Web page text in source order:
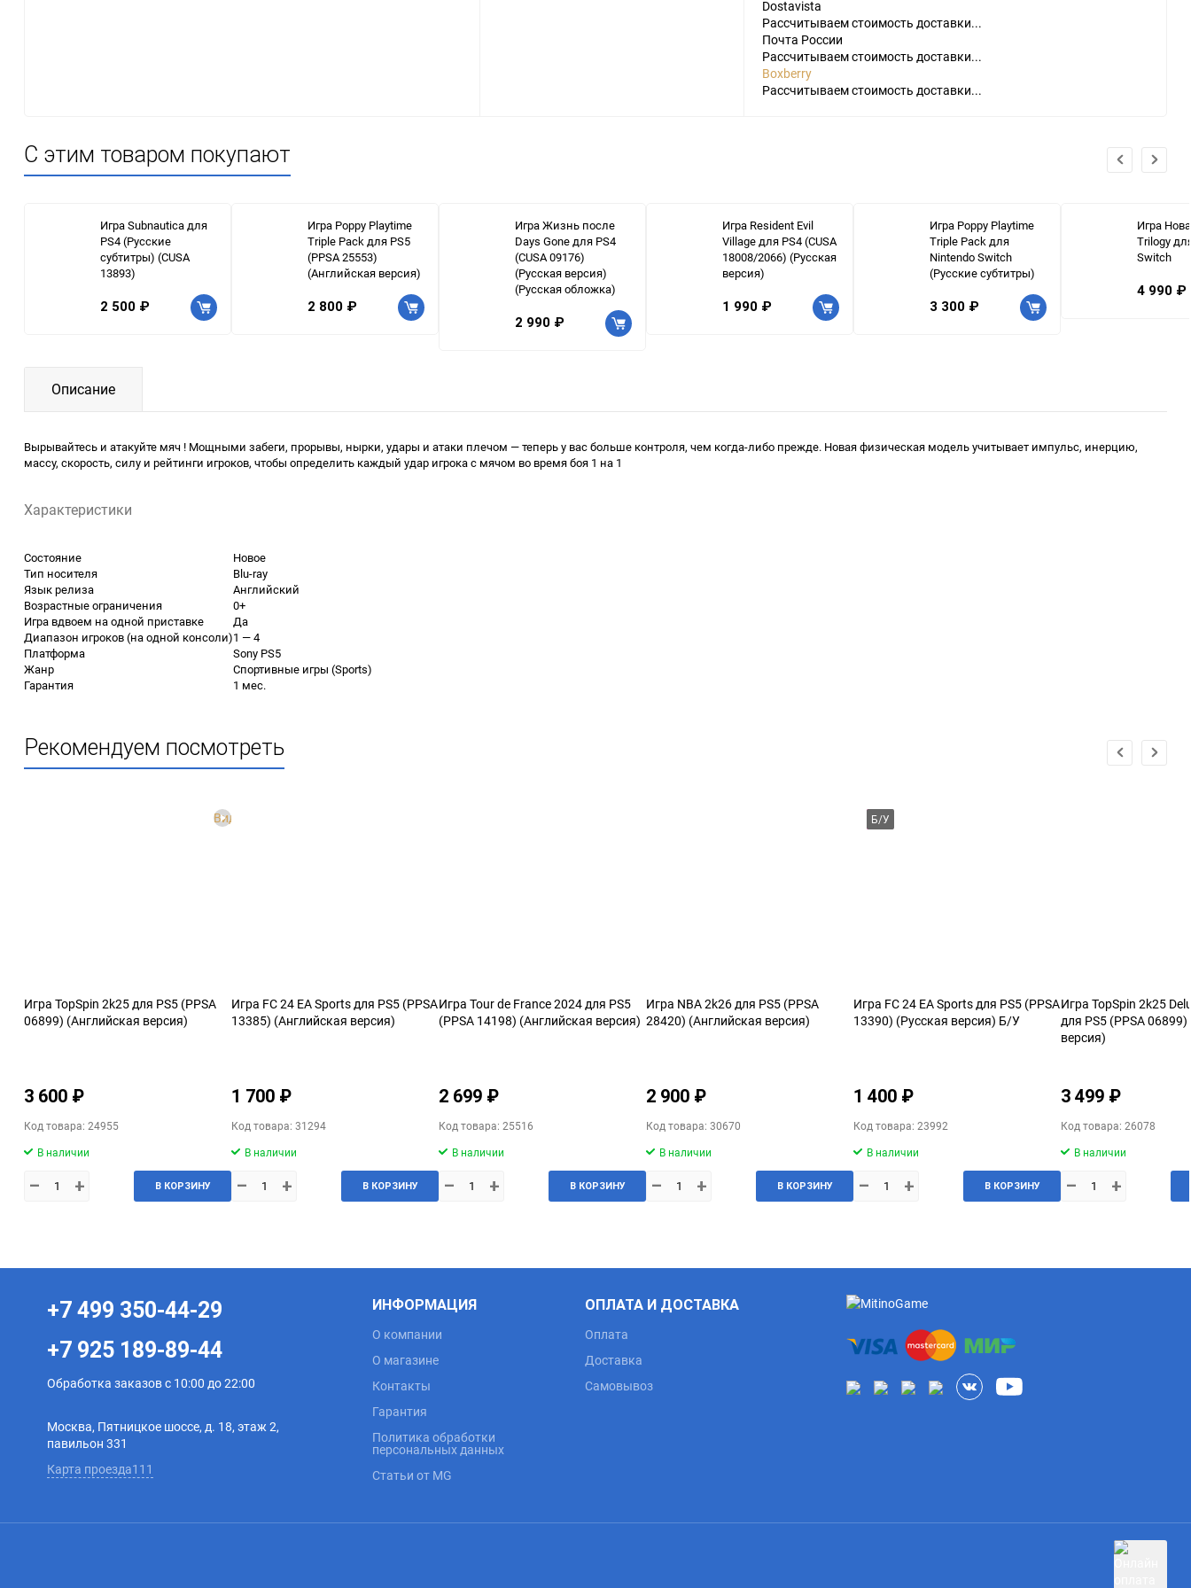
Dostavista
Рассчитываем стоимость доставки...
Почта России
Рассчитываем стоимость доставки...
Boxberry
Рассчитываем стоимость доставки...
С этим товаром покупают
Игра Subnautica для
PS4 (Русские
субтитры) (CUSA
13893)
2 500 ₽
Игра Poppy Playtime
Triple Pack для PS5
(PPSA 25553)
(Английская версия)
2 800 ₽
Игра Жизнь после
Days Gone для PS4
(CUSA 09176)
(Русская версия)
(Русская обложка)
2 990 ₽
Игра Resident Evil
Village для PS4 (CUSA
18008/2066) (Русская
версия)
1 990 ₽
Игра Poppy Playtime
Triple Pack для
Nintendo Switch
(Русские субтитры)
3 300 ₽
Игра
Trilogy
Switch
4 990 ₽
Описание
Вырывайтесь и атакуйте мяч ! Мощными забеги, прорывы, нырки, удары и атаки плечом — теперь у вас больше контроля, чем когда-либо прежде. Новая физическая модель учитывает импульс, инерцию,
массу, скорость, силу и рейтинги игроков, чтобы определить каждый удар игрока с мячом во время боя 1 на 1
Характеристики
Состояние
Новое
Тип носителя
Blu-ray
Язык релиза
Английский
Возрастные ограничения
0+
Игра вдвоем на одной приставке
Да
Диапазон игроков (на одной консоли)1 — 4
Платформа
Sony PS5
Жанр
Спортивные игры (Sports)
Гарантия
1 мес.
Рекомендуем посмотреть
Видео
Игра TopSpin 2k25 для PS5 (PPSA
06899) (Английская версия)
3 600 ₽
Код товара: 24955
В наличии
– + В КОРЗИНУ
Игра FC 24 EA Sports для PS5 (PPSA
13385) (Английская версия)
1 700 ₽
Код товара: 31294
В наличии
– + В КОРЗИНУ
Игра Tour de France 2024 для PS5
(PPSA 14198) (Английская версия)
2 699 ₽
Код товара: 25516
В наличии
– + В КОРЗИНУ
Игра NBA 2k26 для PS5 (PPSA
28420) (Английская версия)
2 900 ₽
Код товара: 30670
В наличии
– + В КОРЗИНУ
Б/У
Игра FC 24 EA Sports для PS5 (PPSA
13390) (Русская версия) Б/У
1 400 ₽
Код товара: 23992
В наличии
– + В КОРЗИНУ
Игра TopSpin 2k25
для PS5 (PPSA
версия)
3 499 ₽
Код товара: 26078
В наличии
– +
+7 499 350-44-29
+7 925 189-89-44
Обработка заказов с 10:00 до 22:00
Москва, Пятницкое шоссе, д. 18, этаж 2,
павильон 331
Карта проезда111
ИНФОРМАЦИЯ
О компании
О магазине
Контакты
Гарантия
Политика обработки
персональных данных
Статьи от MG
ОПЛАТА И ДОСТАВКА
Оплата
Доставка
Самовывоз